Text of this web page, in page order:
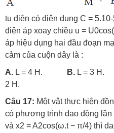
tụ điện có điện dung C =
điện áp xoay chiều u =
áp hiệu dụng hai đầu đoạn
cảm của cuộn dây là :
A. L = 4 H. B. L = 3
2 H.
Câu 17: Một vật thực hiện
có phương trình dao động
và x2 = A2cos(ω.t − π/4) thì